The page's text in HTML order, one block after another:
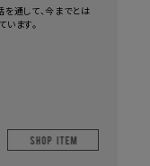
通して、今までとは
ます。